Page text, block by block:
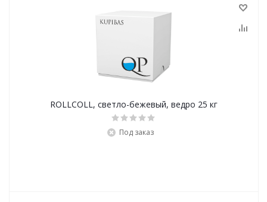
ROLLCOLL, светло-бежевый, ведро 25 кг
Под заказ